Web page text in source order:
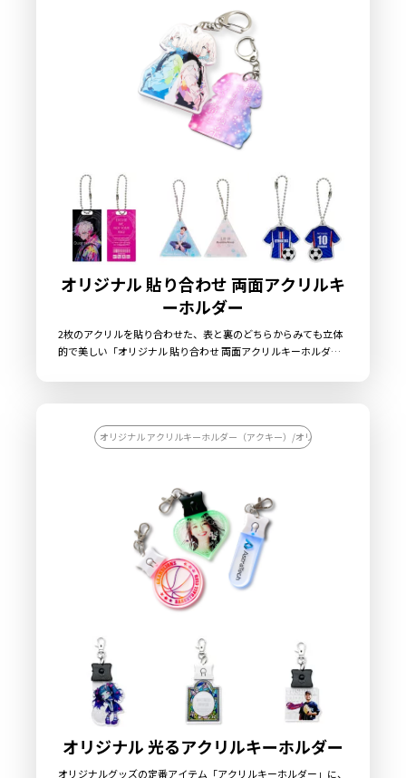
くるくる回るアイドルグッズ、ルーレットでメニューを決める飲
食店のノベルティグッズなど、特殊パーツの使い方次第で他には
ないオリジナルのアクキーを制作することができます。販売に必
要な資材も取り揃えておりますので、お客様にはデザインをご入
稿いただくだけでオリジナル商品として販売していただくことが
できます。お気軽にご相談ください。
オリジナル 貼り合わせ 両面アクリルキ
ーホルダー
2枚のアクリルを貼り合わせた、表と裏のどちらからみても立体
的で美しい「オリジナル 貼り合わせ 両面アクリルキーホルダ
ます。プリントを施したアクリル板を”背合わせ”で貼り合わせる
度の高いクリアアクリル「全面」に施しますので、非常に高級感
きますので、簡単にオリジナリティ溢れるグッズを制作すること
ができます。キーホルダーパーツもデフォルトで「ボールチェー
ン（シルバー）」「ナスカン」「押し二重カン」をご用意してお
ります。販売に必要な資材も取り揃えておりますので、お客様に
はデザインをご入稿いただくだけでオリジナル商品として販売し
ていただくことができます。国内生産で小ロットからの制作も承
っておりますので、お気軽にご相談ください。
オリジナル アクリルキーホルダー（アクキー）/オリジナル キーホルダ
オリジナル 光るアクリルキーホルダー
オリジナルグッズの定番アイテム「アクリルキーホルダー」に、